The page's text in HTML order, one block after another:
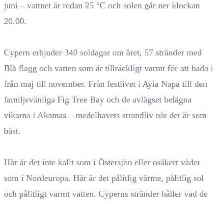
juni – vattnet är redan 25 °C och solen går ner klockan
20.00.
Cypern erbjuder 340 soldagar om året, 57 stränder med
Blå flagg och vatten som är tillräckligt varmt för att bada i
från maj till november. Från festlivet i Ayia Napa till den
familjevänliga Fig Tree Bay och de avlägset belägna
vikarna i Akamas – medelhavets strandliv när det är som
bäst.
Här är det inte kallt som i Östersjön eller osäkert väder
som i Nordeuropa. Här är det pålitlig värme, pålitlig sol
och pålitligt varmt vatten. Cyperns stränder håller vad de